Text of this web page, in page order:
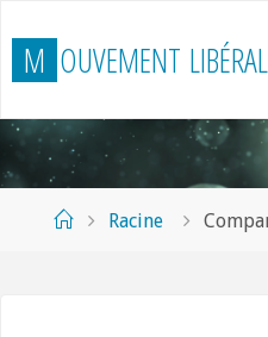
M OUVEMENT LIBÉRAL
HomeRacine